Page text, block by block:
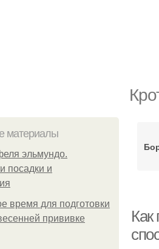
материалы
эльмундо.
посадки и
время для подготовки
прививке
Как